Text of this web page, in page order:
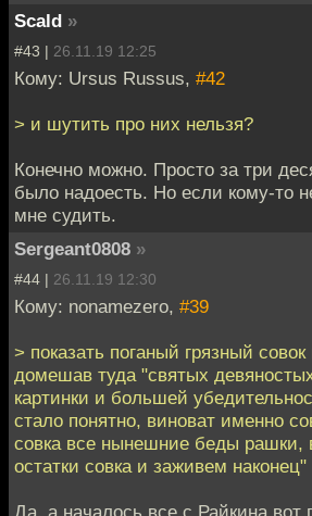
Scald »
#43 | 26.11.19 12:25
Кому: Ursus Russus, #42
> и шутить про них нельзя?
Конечно можно. Просто за три
было надоесть. Но если кому-то
мне судить.
Sergeant0808 »
#44 | 26.11.19 12:30
Кому: nonamezero, #39
> показать поганый грязный совок
домешав туда "святых
картинки и большей
стало понятно, виноват именно
совка все нынешние беды рашки,
остатки совка и заживем наконец"